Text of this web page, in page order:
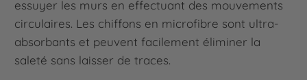
essuyer les murs en effectuant des mouvements
circulaires. Les chiffons en microfibre sont ultra-
absorbants et peuvent facilement éliminer la
saleté sans laisser de traces.